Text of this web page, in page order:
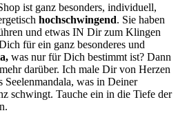
ist ganz besonders, individuell,
hochschwingend. Sie haben
und etwas IN Dir zum Klingen
für ein ganz besonderes und
was nur für Dich bestimmt ist? Dann
mehr darüber. Ich male Dir von Herzen
Seelenmandala, was in Deiner
schwingt. Tauche ein in die Tiefe der